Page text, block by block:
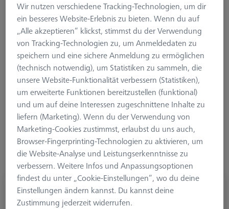
Ø Kugel (DK) Länge (L) Messlänge (ML)
Mehr Filter
Taster abgesetzt M3 XXT, DK1 L20 D!S pure
626113-0109-020
Wir nutzen verschiedene Tracking-Technologien, um dir
ein besseres Website-Erlebnis zu bieten. Wenn du auf
„Alle akzeptieren“ klickst, stimmst du der Verwendung
von Tracking-Technologien zu, um Anmeldedaten zu
speichern und eine sichere Anmeldung zu ermöglichen
(technisch notwendig), um Statistiken zu sammeln, die
unsere Website-Funktionalität verbessern (Statistiken),
um erweiterte Funktionen bereitzustellen (funktional)
und um auf deine Interessen zugeschnittene Inhalte zu
liefern (Marketing). Wenn du der Verwendung von
Marketing-Cookies zustimmst, erlaubst du uns auch,
Browser-Fingerprinting-Technologien zu aktivieren, um
die Website-Analyse und Leistungserkenntnisse zu
verbessern. Weitere Infos und Anpassungsoptionen
findest du unter „Cookie-Einstellungen“, wo du deine
Einstellungen ändern kannst. Du kannst deine
Zustimmung jederzeit widerrufen.